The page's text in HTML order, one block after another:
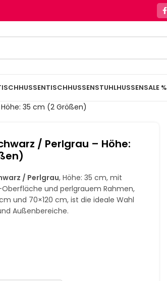
TISCHHUSSENSTUHLHUSSENSALE %
35 cm (2 Größen)
/ Perlgrau – Höhe:
/ Perlgrau, Höhe: 35 cm, mit
und perlgrauem Rahmen,
und 70×120 cm, ist die ideale Wahl
Außenbereiche.